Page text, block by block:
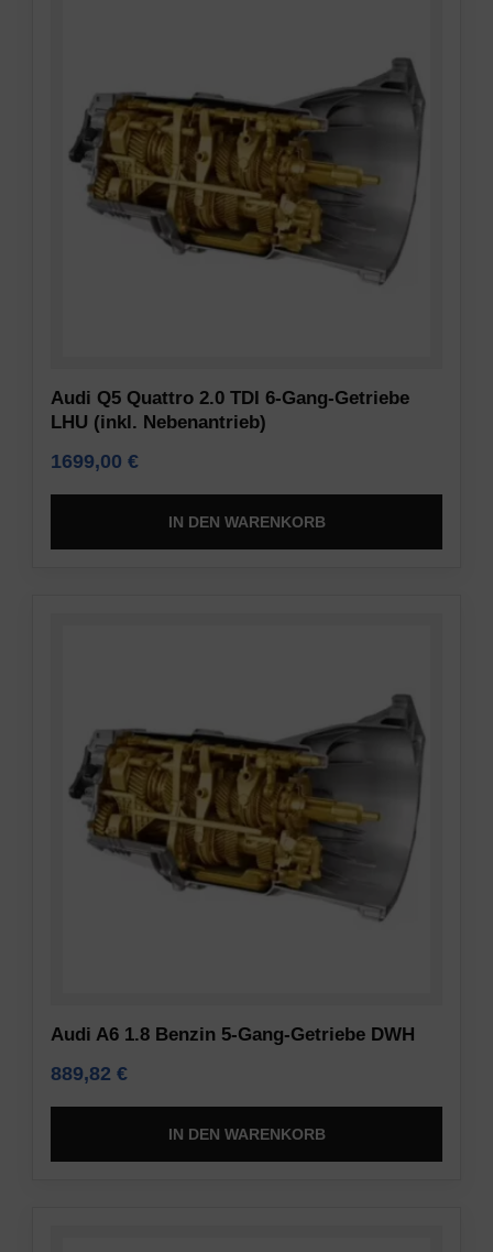
Audi Q5 Quattro 2.0 TDI 6-Gang-Getriebe
LHU (inkl. Nebenantrieb)
1699,00 €
IN DEN WARENKORB
Audi A6 1.8 Benzin 5-Gang-Getriebe DWH
889,82 €
IN DEN WARENKORB